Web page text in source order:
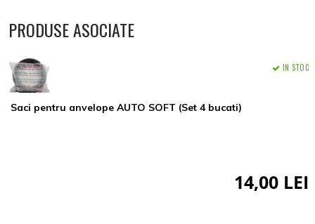
PRODUSE ASOCIATE
Saci pentru anvelope AUTO SOFT (Set 4 bucati)
IN STOC
14,00 LEI